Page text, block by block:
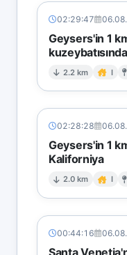
02:29:47
Geysers'in 1
2.2 km I
02:28:28
Geysers'in 1
Kaliforniya
2.0 km I
00:44:16
Santa